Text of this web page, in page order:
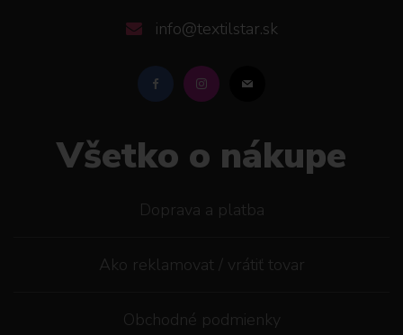
info@textilstar.sk
Všetko o nákupe
Doprava a platba
Ako reklamovat / vrátiť tovar
Obchodné podmienky